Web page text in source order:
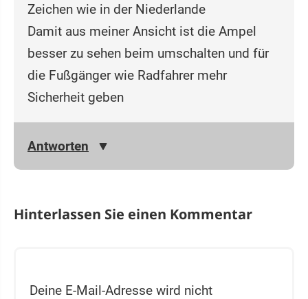
Zeichen wie in der Niederlande
Damit aus meiner Ansicht ist die Ampel
besser zu sehen beim umschalten und für
die Fußgänger wie Radfahrer mehr
Sicherheit geben
Antworten
Hinterlassen Sie einen Kommentar
Deine E-Mail-Adresse wird nicht